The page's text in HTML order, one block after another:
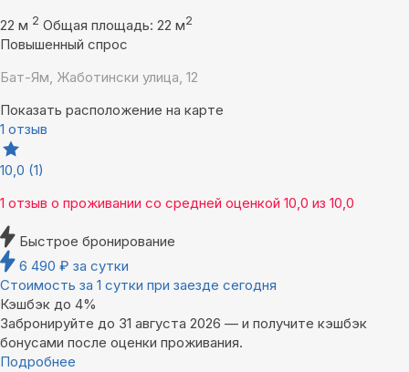
22 м 2 Общая площадь: 22 м2
Повышенный спрос
Бат-Ям, Жаботински улица, 12
Показать расположение на карте
1 отзыв
10,0 (1)
1 отзыв о проживании со средней оценкой 10,0 из 10,0
Быстрое бронирование
6 490 ₽ за сутки
Стоимость за 1 сутки при заезде сегодня
Кэшбэк до 4%
Забронируйте до 31 августа 2026 — и получите кэшбэк
бонусами после оценки проживания.
Подробнее